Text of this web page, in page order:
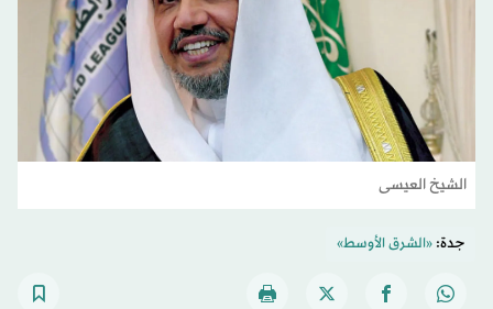
الشيخ العيسى
جدة:«الشرق الأوسط»